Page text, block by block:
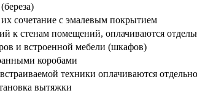
сочетание с эмалевым покрытием
к стенам помещений, оплачиваются
и встроенной мебели (шкафов)
коробами
техники оплачиваются
вытяжки